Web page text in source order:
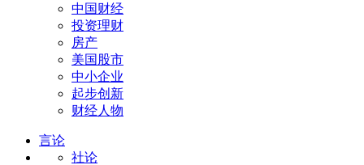
中国财经
投资理财
房产
美国股市
中小企业
起步创新
财经人物
言论
社论